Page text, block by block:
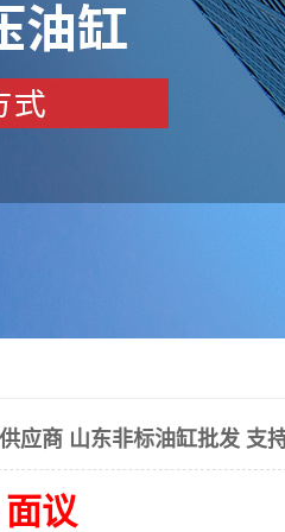
应商 山东非标油缸批发 支
面议